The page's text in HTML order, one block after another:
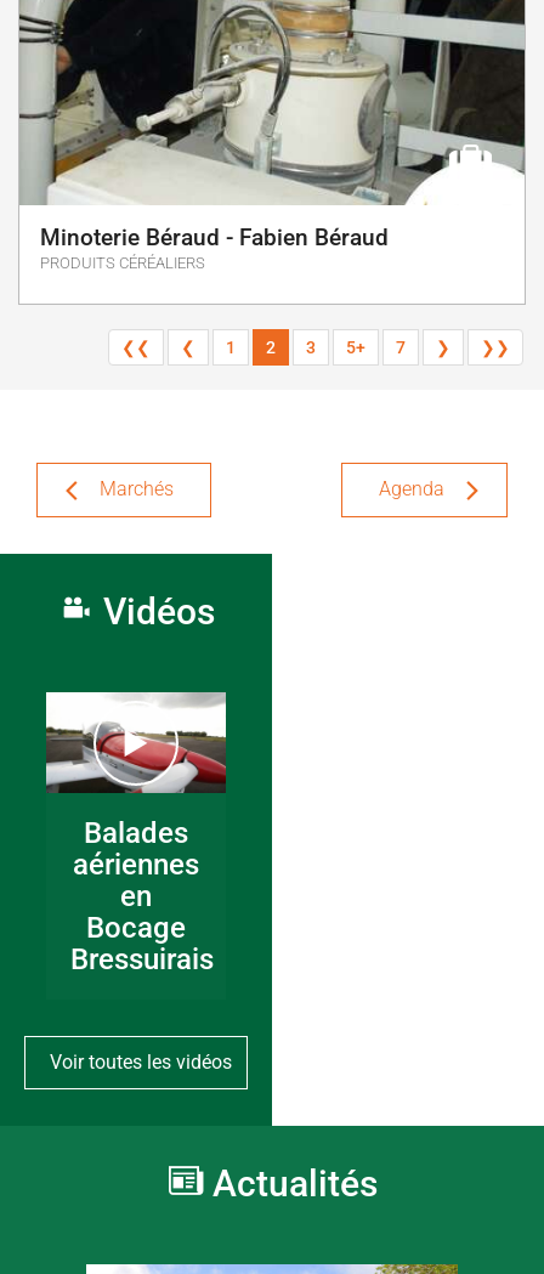
Minoterie Béraud - Fabien Béraud
PRODUITS CÉRÉALIERS
❮❮ ❮ 1 2 3 5+ 7 ❯ ❯❯
Marchés Agenda
Vidéos
Balades
aériennes
en
Bocage
Bressuirais
Voir toutes les vidéos
Actualités